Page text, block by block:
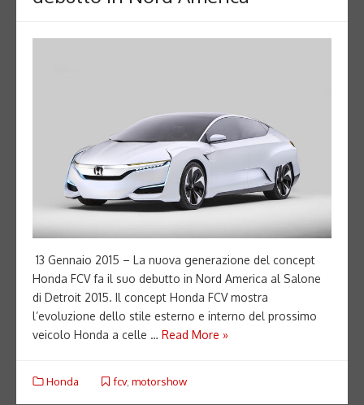
13 Gennaio 2015 – La nuova generazione del concept
Honda FCV fa il suo debutto in Nord America al Salone
di Detroit 2015. Il concept Honda FCV mostra
l’evoluzione dello stile esterno e interno del prossimo
veicolo Honda a celle … Read More »
Honda fcv, motorshow